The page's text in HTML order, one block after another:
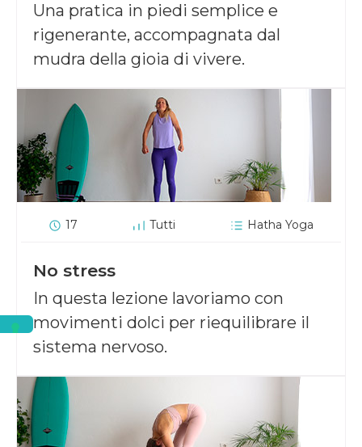
Una pratica in piedi semplice e
rigenerante, accompagnata dal
mudra della gioia di vivere.
17 Tutti Hatha Yoga
No stress
In questa lezione lavoriamo con
movimenti dolci per riequilibrare il
sistema nervoso.